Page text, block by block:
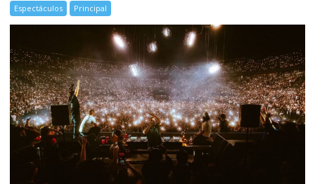
Espectáculos Principal